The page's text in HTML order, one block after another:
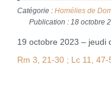
Catégorie : Homélies de
Publication : 18 octobre
19 octobre 2023 – jeudi
Rm 3, 21-30 ; Lc 11, 47-